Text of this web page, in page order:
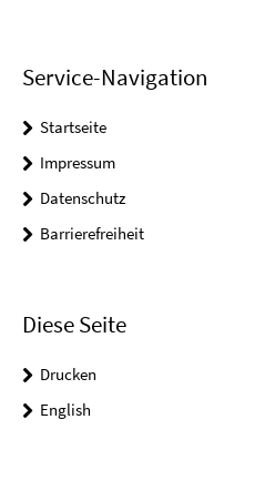
Service-Navigation
Startseite
Impressum
Datenschutz
Barrierefreiheit
Diese Seite
Drucken
English